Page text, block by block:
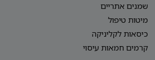
שמנים אתריים
מיטות טיפול
כיסאות לקליניקה
קרמים חמאות עיסוי